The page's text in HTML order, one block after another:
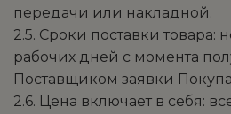
передачи или накладной.
2.5. Сроки поставки товара:
рабочих дней с момента
Поставщиком заявки
2.6. Цена включает в себя: